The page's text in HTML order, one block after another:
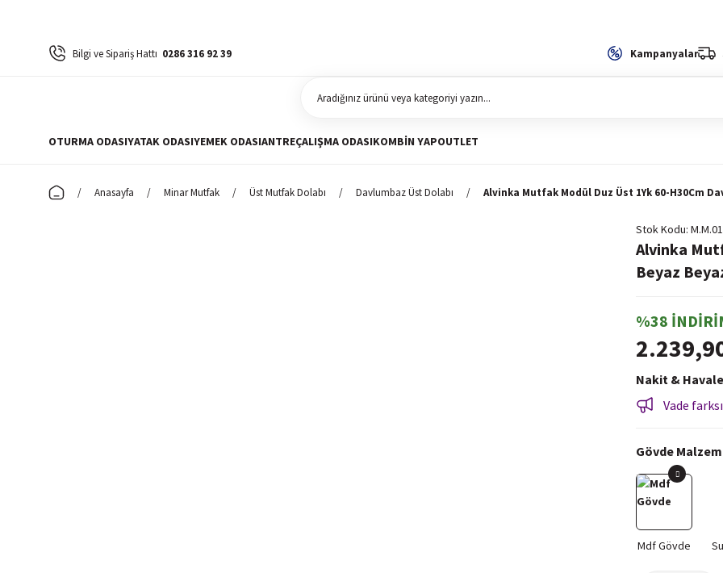
Bilgi ve Sipariş Hattı 0286 316 92 39 Kampanyalar
OTURMA ODASIYATAK ODASIYEMEK ODASIANTREÇALIŞMA ODASIKOMBIN YAPOUTLET
Anasayfa Minar Mutfak Üst Mutfak Dolabı Davlumbaz Üst Dolabı Alvinka Mutfak Modül Duz Üst 1Yk 60-H30Cm
Stok Kodu
Alvinka
Beyaz
%38
Nakit &
Vade
Gövde